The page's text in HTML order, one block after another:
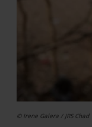
© Irene Galera / JRS Chad